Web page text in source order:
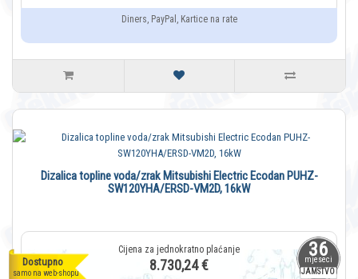
Diners, PayPal, Kartice na rate
36
mjeseci
JAMSTVO
Dostupno
samo na web-shopu
Dizalica topline voda/zrak Mitsubishi Electric Ecodan PUHZ-
SW120YHA/ERSD-VM2D, 16kW
8.730,24 €